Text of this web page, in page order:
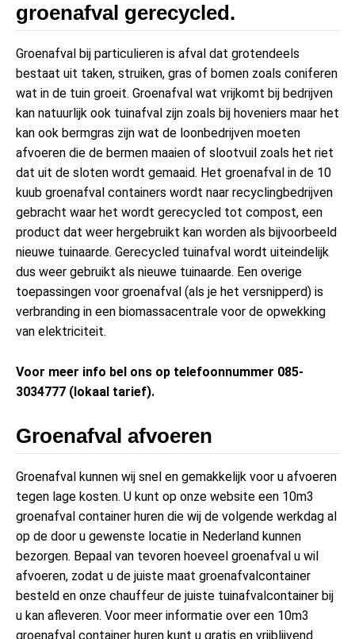
groenafval gerecycled.
Groenafval bij particulieren is afval dat grotendeels
bestaat uit taken, struiken, gras of bomen zoals coniferen
wat in de tuin groeit. Groenafval wat vrijkomt bij bedrijven
kan natuurlijk ook tuinafval zijn zoals bij hoveniers maar het
kan ook bermgras zijn wat de loonbedrijven moeten
afvoeren die de bermen maaien of slootvuil zoals het riet
dat uit de sloten wordt gemaaid. Het groenafval in de 10
kuub groenafval containers wordt naar recyclingbedrijven
gebracht waar het wordt gerecycled tot compost, een
product dat weer hergebruikt kan worden als bijvoorbeeld
nieuwe tuinaarde. Gerecycled tuinafval wordt uiteindelijk
dus weer gebruikt als nieuwe tuinaarde. Een overige
toepassingen voor groenafval (als je het versnipperd) is
verbranding in een biomassacentrale voor de opwekking
van elektriciteit.
Voor meer info bel ons op telefoonnummer 085-
3034777 (lokaal tarief).
Groenafval afvoeren
Groenafval kunnen wij snel en gemakkelijk voor u afvoeren
tegen lage kosten. U kunt op onze website een 10m3
groenafval container huren die wij de volgende werkdag al
op de door u gewenste locatie in Nederland kunnen
bezorgen. Bepaal van tevoren hoeveel groenafval u wil
afvoeren, zodat u de juiste maat groenafvalcontainer
besteld en onze chauffeur de juiste tuinafvalcontainer bij
u kan afleveren. Voor meer informatie over een 10m3
groenafval container huren kunt u gratis en vrijblijvend